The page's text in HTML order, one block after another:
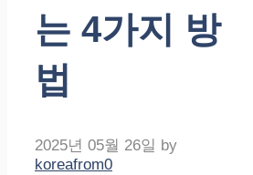
는 4가지 방
법
2025년 05월 26일 by
koreafrom0